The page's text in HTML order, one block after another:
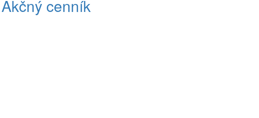
Akčný cenník